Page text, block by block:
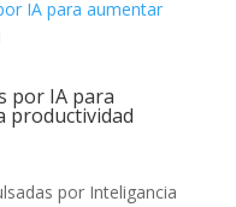
por IA para
productividad
por Inteligancia